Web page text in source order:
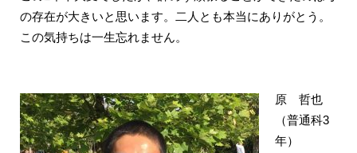
の存在が大きいと思います。二人とも本当にありがとう。
この気持ちは一生忘れません。
原 哲也
（普通科3
年）